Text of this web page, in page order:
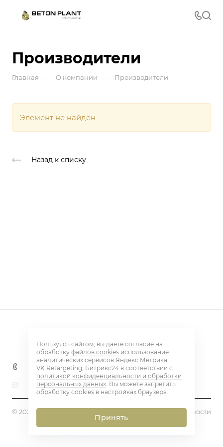
Производители
Главная — О компании — Производители
Элемент не найден
Назад к списку
Контакты
+7 800 600 59 18
beton@eq-mail.ru
© 2026 BETON PLANT Политика конфиденциальности
Пользуясь сайтом, вы даете согласие на
обработку файлов cookies использование
аналитических сервисов Яндекс Метрика,
VK.Retargeting, Битрикс24 в соответствии с
политикой конфиденциальности и обработки
персональных данных. Вы можете запретить
обработку cookies в настройках браузера.
Принять